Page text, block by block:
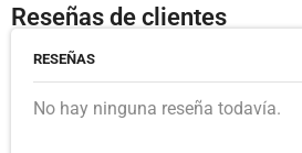
Reseñas de clientes
RESEÑAS
No hay ninguna reseña todavía.